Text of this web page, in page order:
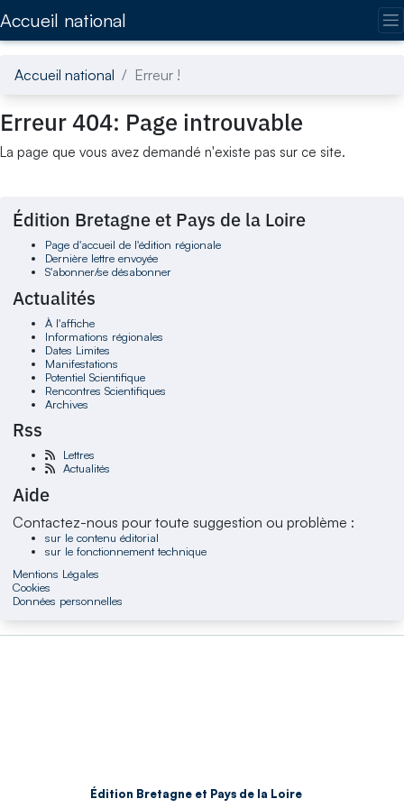
Accueil national
Accueil national Erreur !
Erreur 404: Page introuvable
La page que vous avez demandé n'existe pas sur ce site.
Édition Bretagne et Pays de la Loire
Page d'accueil de l'édition régionale
Dernière lettre envoyée
S'abonner/se désabonner
Actualités
À l'affiche
Informations régionales
Dates Limites
Manifestations
Potentiel Scientifique
Rencontres Scientifiques
Archives
Rss
Lettres
Actualités
Aide
Contactez-nous pour toute suggestion ou problème :
sur le contenu éditorial
sur le fonctionnement technique
Mentions Légales
Cookies
Données personnelles
Édition Bretagne et Pays de la Loire